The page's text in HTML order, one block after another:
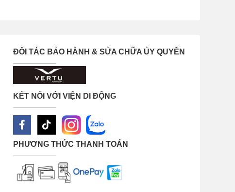
ĐỐI TÁC BẢO HÀNH & SỬA CHỮA ỦY QUYỀN
KẾT NỐI VỚI VIỆN DI ĐỘNG
PHƯƠNG THỨC THANH TOÁN